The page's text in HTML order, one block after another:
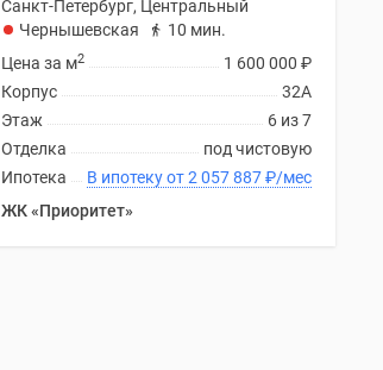
Санкт-Петербург, Центральный
Чернышевская
10 мин.
1 600 000 ₽
Цена за м2
32А
Корпус
6 из 7
Этаж
под чистовую
Отделка
В ипотеку от 2 057 887₽/мес
Ипотека
ЖК «Приоритет»